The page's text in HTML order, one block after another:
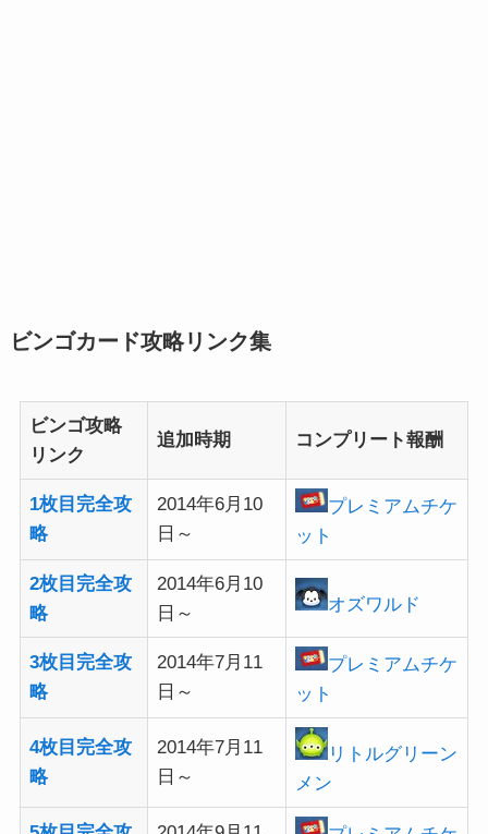
ビンゴカード攻略リンク集
ビンゴ攻略
リンク
追加時期 コンプリート報酬
1枚目完全攻
略
2014年6月10
日～
プレミアムチケ
ット
2枚目完全攻
略
2014年6月10
日～
オズワルド
3枚目完全攻
略
2014年7月11
日～
プレミアムチケ
ット
4枚目完全攻
略
2014年7月11
日～
リトルグリーン
メン